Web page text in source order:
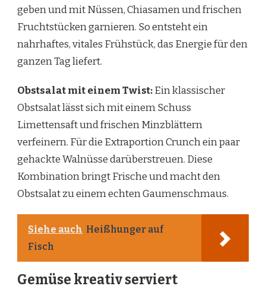
geben und mit Nüssen, Chiasamen und frischen
Fruchtstücken garnieren. So entsteht ein
nahrhaftes, vitales Frühstück, das Energie für den
ganzen Tag liefert.
Obstsalat mit einem Twist:Ein klassischer
Obstsalat lässt sich mit einem Schuss
Limettensaft und frischen Minzblättern
verfeinern. Für die Extraportion Crunch ein paar
gehackte Walnüsse darüberstreuen. Diese
Kombination bringt Frische und macht den
Obstsalat zu einem echten Gaumenschmaus.
Siehe auch Heißhunger auf
Fisch
Gemüse kreativ serviert